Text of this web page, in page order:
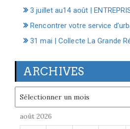
3 juillet au14 août |
Rencontrer votre service
31 mai | Collecte La Grande
ARCHIVES
août 2026